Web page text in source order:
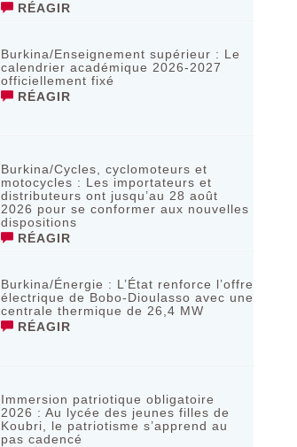
RÉAGIR
Burkina/Enseignement supérieur : Le
calendrier académique 2026-2027
officiellement fixé
RÉAGIR
Burkina/Cycles, cyclomoteurs et
motocycles : Les importateurs et
distributeurs ont jusqu’au 28 août
2026 pour se conformer aux nouvelles
dispositions
RÉAGIR
Burkina/Énergie : L’État renforce l’offre
électrique de Bobo-Dioulasso avec une
centrale thermique de 26,4 MW
RÉAGIR
Immersion patriotique obligatoire
2026 : Au lycée des jeunes filles de
Koubri, le patriotisme s’apprend au
pas cadencé